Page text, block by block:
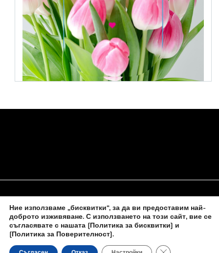
НАЧАЛО ЗА НАС ПОЛИТИКА ЗА БИСКВИТКИ
КОНТАКТИ С НАС
Ние използваме „бисквитки“, за да ви предоставим най-
доброто изживяване. С използването на този сайт, вие се
съгласявате с нашата [Политика за бисквитки] и
[Политика за Поверителност].
Close GDPR